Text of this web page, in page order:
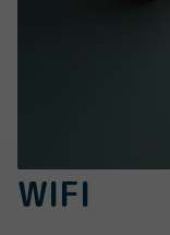
WIFI